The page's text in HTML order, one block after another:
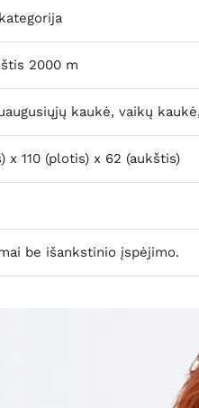
2000 m
kaukė, vaikų
x 110 (plotis) x 62 (aukštis)
be išankstinio įspėjimo.